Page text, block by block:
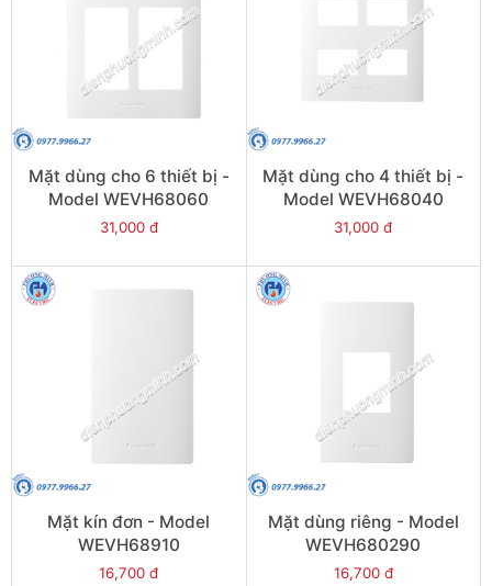
Mặt dùng cho 6 thiết bị -
Model WEVH68060
31,000 đ
Mặt dùng cho 4 thiết bị -
Model WEVH68040
31,000 đ
Mặt kín đơn - Model
WEVH68910
16,700 đ
Mặt dùng riêng - Model
WEVH680290
16,700 đ